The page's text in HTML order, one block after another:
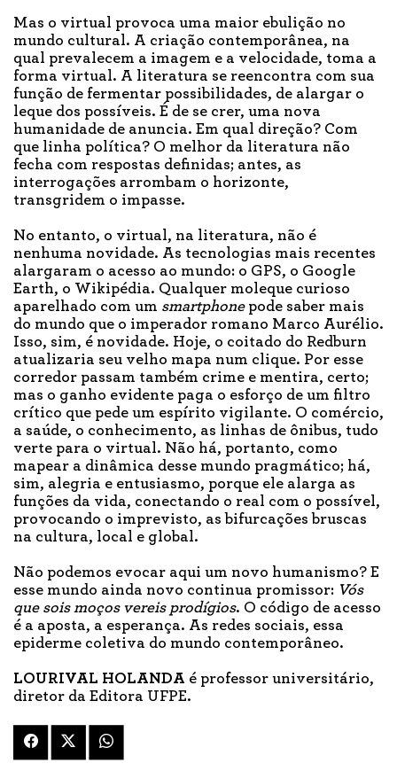
Mas o virtual provoca uma maior ebulição no
mundo cultural. A criação contemporânea, na
qual prevalecem a imagem e a velocidade, toma a
forma virtual. A literatura se reencontra com sua
função de fermentar possibilidades, de alargar o
leque dos possíveis. É de se crer, uma nova
humanidade de anuncia. Em qual direção? Com
que linha política? O melhor da literatura não
fecha com respostas definidas; antes, as
interrogações arrombam o horizonte,
transgridem o impasse.
No entanto, o virtual, na literatura, não é
nenhuma novidade. As tecnologias mais recentes
alargaram o acesso ao mundo: o GPS, o Google
Earth, o Wikipédia. Qualquer moleque curioso
aparelhado com um smartphonepode saber mais
do mundo que o imperador romano Marco Aurélio.
Isso, sim, é novidade. Hoje, o coitado do Redburn
atualizaria seu velho mapa num clique. Por esse
corredor passam também crime e mentira, certo;
mas o ganho evidente paga o esforço de um filtro
crítico que pede um espírito vigilante. O comércio,
a saúde, o conhecimento, as linhas de ônibus, tudo
verte para o virtual. Não há, portanto, como
mapear a dinâmica desse mundo pragmático; há,
sim, alegria e entusiasmo, porque ele alarga as
funções da vida, conectando o real com o possível,
provocando o imprevisto, as bifurcações bruscas
na cultura, local e global.
Não podemos evocar aqui um novo humanismo? E
esse mundo ainda novo continua promissor: Vós
que sois moços vereis prodígios. O código de acesso
é a aposta, a esperança. As redes sociais, essa
epiderme coletiva do mundo contemporâneo.
LOURIVAL HOLANDA é professor universitário,
diretor da Editora UFPE.